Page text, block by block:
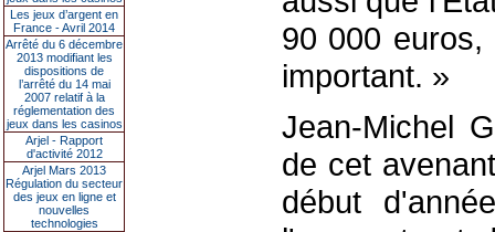
Les jeux d’argent en
France - Avril 2014
Arrêté du 6 décembre
2013 modifiant les
dispositions de
l’arrêté du 14 mai
2007 relatif à la
réglementation des
jeux dans les casinos
Arjel - Rapport
d'activité 2012
Arjel Mars 2013
Régulation du secteur
des jeux en ligne et
nouvelles
technologies
90 000
important. »
Jean-Michel
de cet
début